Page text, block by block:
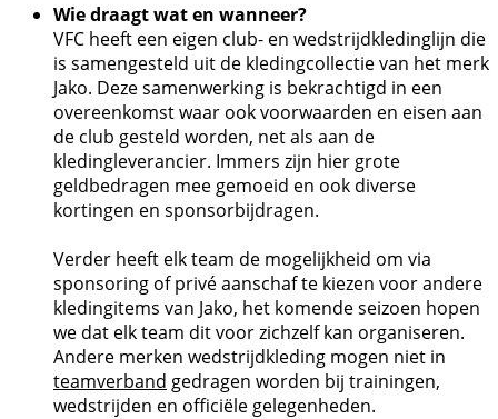
Wie draagt wat en wanneer?
VFC heeft een eigen club- en wedstrijdkledinglijn die
is samengesteld uit de kledingcollectie van het merk
Jako. Deze samenwerking is bekrachtigd in een
overeenkomst waar ook voorwaarden en eisen aan
de club gesteld worden, net als aan de
kledingleverancier. Immers zijn hier grote
geldbedragen mee gemoeid en ook diverse
kortingen en sponsorbijdragen.
Verder heeft elk team de mogelijkheid om via
sponsoring of privé aanschaf te kiezen voor andere
kledingitems van Jako, het komende seizoen hopen
we dat elk team dit voor zichzelf kan organiseren.
Andere merken wedstrijdkleding mogen niet in
teamverband gedragen worden bij trainingen,
wedstrijden en officiële gelegenheden.